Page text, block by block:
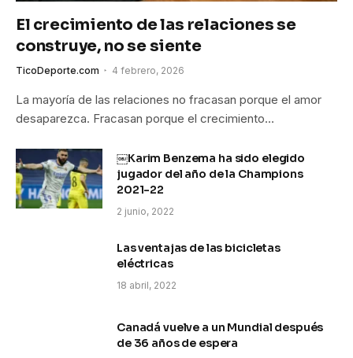
El crecimiento de las relaciones se
construye, no se siente
TicoDeporte.com 4 febrero, 2026
La mayoría de las relaciones no fracasan porque el amor
desaparezca. Fracasan porque el crecimiento…
￼Karim Benzema ha sido elegido
jugador del año de la Champions
2021-22
2 junio, 2022
Las ventajas de las bicicletas
eléctricas
18 abril, 2022
Canadá vuelve a un Mundial después
de 36 años de espera